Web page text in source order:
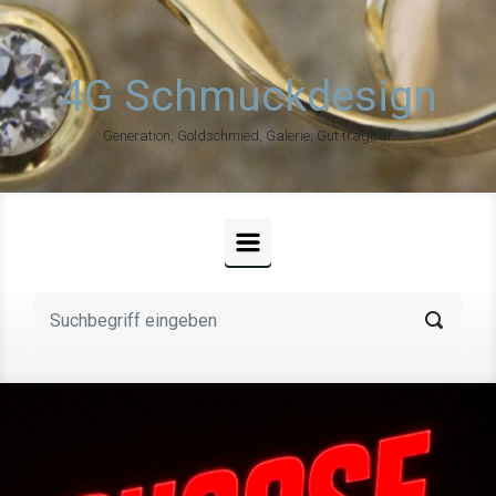
Zum Hauptinhalt springen
4G Schmuckdesign
Generation, Goldschmied, Galerie, Gut tragbar